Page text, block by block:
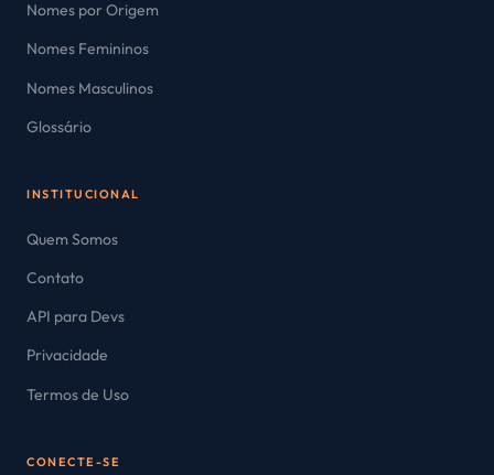
Nomes por Origem
Nomes Femininos
Nomes Masculinos
Glossário
INSTITUCIONAL
Quem Somos
Contato
API para Devs
Privacidade
Termos de Uso
CONECTE-SE